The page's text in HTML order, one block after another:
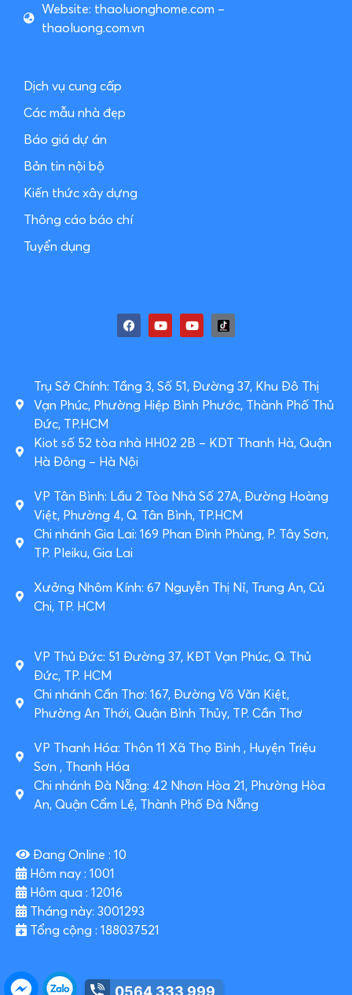
Website: thaoluonghome.com –
thaoluong.com.vn
0564 333 999
Dịch vụ cung cấp
Các mẫu nhà đẹp
Báo giá dự án
Bản tin nội bộ
Kiến thức xây dựng
Thông cáo báo chí
Tuyển dụng
Trụ Sở Chính: Tầng 3, Số 51, Đường 37, Khu Đô Thị
Vạn Phúc, Phường Hiệp Bình Phước, Thành Phố Thủ
Đức, TP.HCM
Kiot số 52 tòa nhà HH02 2B – KDT Thanh Hà, Quận
Hà Đông – Hà Nội
VP Tân Bình: Lầu 2 Tòa Nhà Số 27A, Đường Hoàng
Việt, Phường 4, Q. Tân Bình, TP.HCM
Chi nhánh Gia Lai: 169 Phan Đình Phùng, P. Tây Sơn,
TP. Pleiku, Gia Lai
Xưởng Nhôm Kính: 67 Nguyễn Thị Nỉ, Trung An, Củ
Chi, TP. HCM
VP Thủ Đức: 51 Đường 37, KĐT Vạn Phúc, Q. Thủ
Đức, TP. HCM
Chi nhánh Cần Thơ: 167, Đường Võ Văn Kiệt,
Phường An Thới, Quận Bình Thủy, TP. Cần Thơ
VP Thanh Hóa: Thôn 11 Xã Thọ Bình , Huyện Triệu
Sơn , Thanh Hóa
Chi nhánh Đà Nẵng: 42 Nhơn Hòa 21, Phường Hòa
An, Quận Cẩm Lệ, Thành Phố Đà Nẵng
Đang Online : 10
Hôm nay : 1001
Hôm qua : 12016
Tháng này: 3001293
Tổng cộng : 188037521